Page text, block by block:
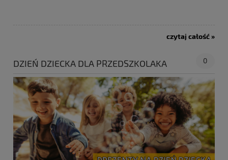
czytaj całość »
DZIEŃ DZIECKA DLA PRZEDSZKOLAKA 0